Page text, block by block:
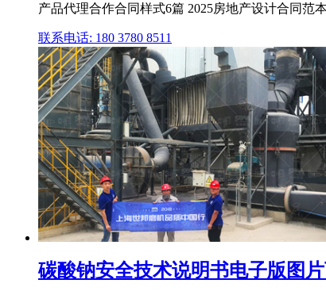
产品代理合作合同样式6篇 2025房地产设计合同范
联系电话: 180 3780 8511
碳酸钠安全技术说明书电子版图